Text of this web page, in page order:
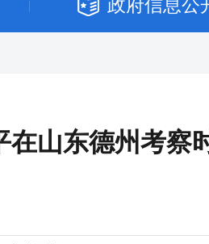
| 政府信息公
在山东德州考察